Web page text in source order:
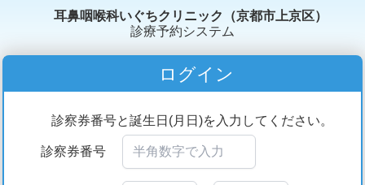
耳鼻咽喉科いぐちクリニック（京都市上京区）
診療予約システム
ログイン
診察券番号と誕生日(月日)を入力してください。
診察券番号